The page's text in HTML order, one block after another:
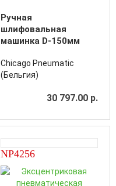
Ручная
шлифовальная
машинка D-150мм
CP7250E
Chicago Pneumatic
(Бельгия)
30 797.00 р.
NP4256